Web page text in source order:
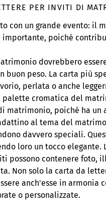
PER INVITI DI
con un grande evento: il
importante, poiché
dovrebbero
buon peso. La carta più
perlata o anche
cromatica del
matrimonio, poiché ha un
al tema del
davvero speciali.
loro un tocco elegante.
possono contenere foto,
Non solo la carta da
anch'esse in
o personalizzate.